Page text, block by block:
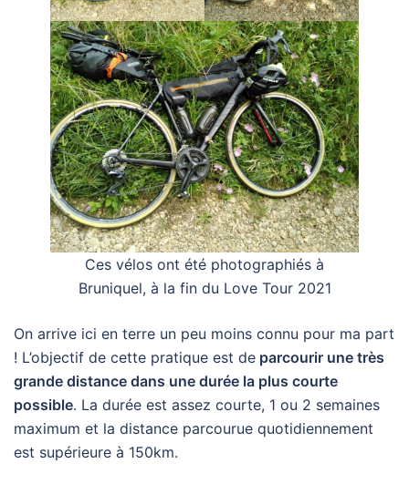
Ces vélos ont été photographiés à
Bruniquel, à la fin du Love Tour 2021
On arrive ici en terre un peu moins connu pour ma part
! L’objectif de cette pratique est de parcourir une très
grande distance dans une durée la plus courte
possible. La durée est assez courte, 1 ou 2 semaines
maximum et la distance parcourue quotidiennement
est supérieure à 150km.